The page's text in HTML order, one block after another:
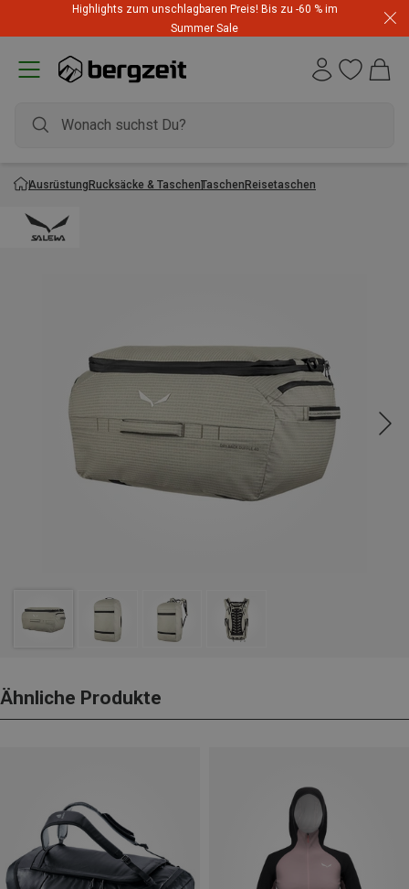
Highlights zum unschlagbaren Preis! Bis zu -60 % im
Summer Sale
AusrüstungRucksäcke & TaschenTaschenReisetaschen
Ähnliche Produkte